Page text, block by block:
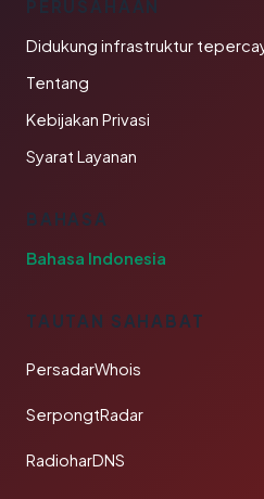
PERUSAHAAN
Didukung infrastruktur
Tentang
Kebijakan Privasi
Syarat Layanan
BAHASA
Bahasa Indonesia
TAUTAN SAHABAT
PersadarWhois
SerpongtRadar
RadioharDNS